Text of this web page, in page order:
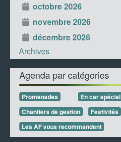
octobre 2026
novembre 2026
décembre 2026
Archives
Agenda par catégories
Promenades En car spécial
Chantiers de gestion
Festivités
Les AF vous recommandent